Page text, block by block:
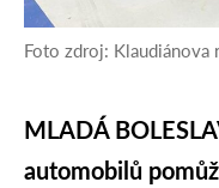
Foto zdroj: Klaudiánova
MLADÁ
automobilů